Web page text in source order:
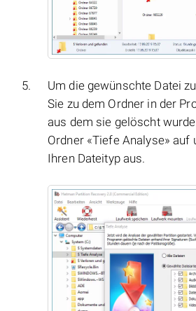
Um die gewünschte Datei
Sie zu dem Ordner in der
aus dem sie gelöscht
Ordner «Tiefe Analyse» auf
Ihren Dateityp aus.